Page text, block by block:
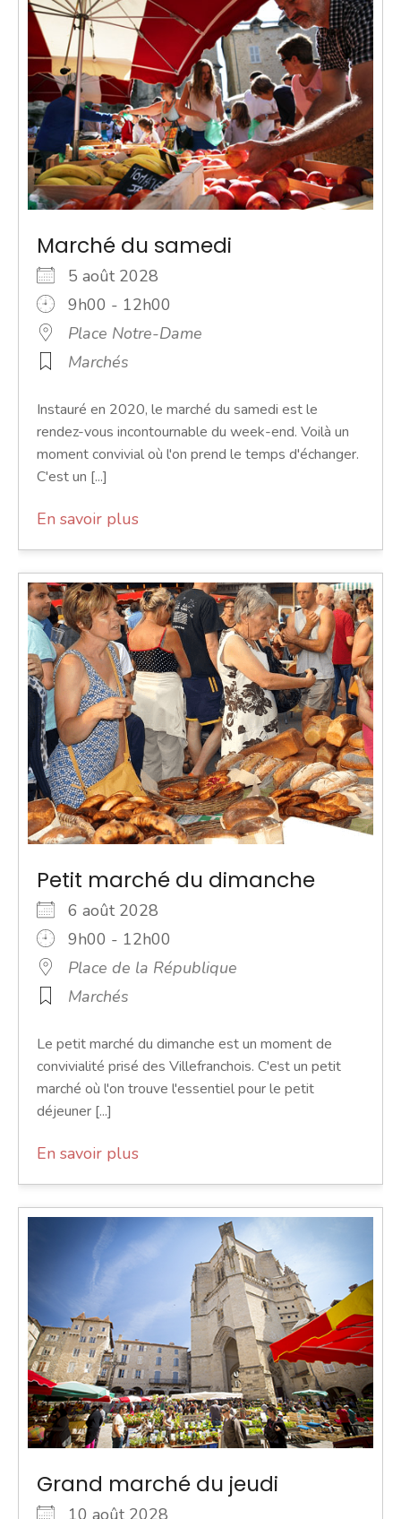
Marché du samedi
5 août 2028
9h00 - 12h00
Place Notre-Dame
Marchés
Instauré en 2020, le marché du samedi est le
rendez-vous incontournable du week-end. Voilà un
moment convivial où l'on prend le temps d'échanger.
C'est un [...]
En savoir plus
Petit marché du dimanche
6 août 2028
9h00 - 12h00
Place de la République
Marchés
Le petit marché du dimanche est un moment de
convivialité prisé des Villefranchois. C'est un petit
marché où l'on trouve l'essentiel pour le petit
déjeuner [...]
En savoir plus
Grand marché du jeudi